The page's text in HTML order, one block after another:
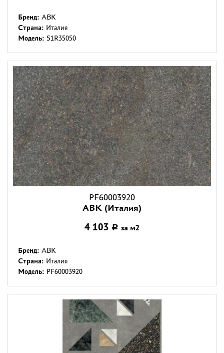
Бренд: ABK
Страна: Италия
Модель: S1R35050
PF60003920
ABK (Италия)
4 103 Р за м2
Бренд: ABK
Страна: Италия
Модель: PF60003920